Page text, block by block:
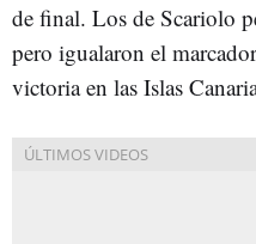
de final. Los de Scariolo
pero igualaron el
victoria en las Islas